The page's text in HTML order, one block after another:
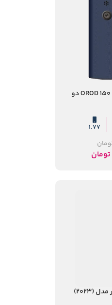
گوشی موبایل ارد OROD 150 lite دو
۱.۷۷
تومان